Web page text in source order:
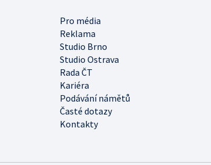
Pro média
Reklama
Studio Brno
Studio Ostrava
Rada ČT
Kariéra
Podávání námětů
Časté dotazy
Kontakty